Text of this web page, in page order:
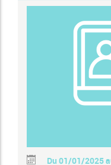
Du 01/01/2025